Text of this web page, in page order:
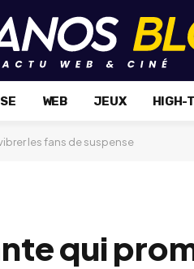
WEB JEUX HIGH-
les fans de suspense
qui